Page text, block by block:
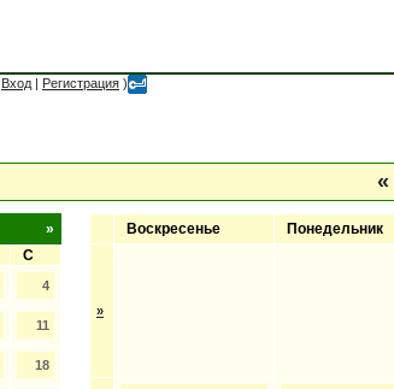
Вход | Регистрация )
«
»
С
4
11
18
Воскресенье Понедельник
»